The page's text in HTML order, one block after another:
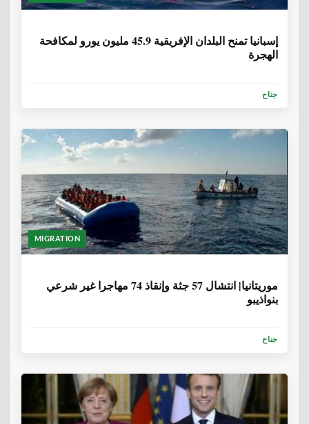
إسبانيا تمنح البلدان الإفريقية 45.9 مليون يورو لمكافحة
الهجرة
جناح
MIGRATION
موريتانيا| انتشال 57 جثة وإنقاذ 74 مهاجرا غير شرعي
بنواذيبو
جناح